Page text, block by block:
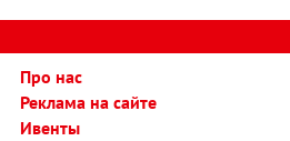
Про нас
Реклама на сайте
Ивенты